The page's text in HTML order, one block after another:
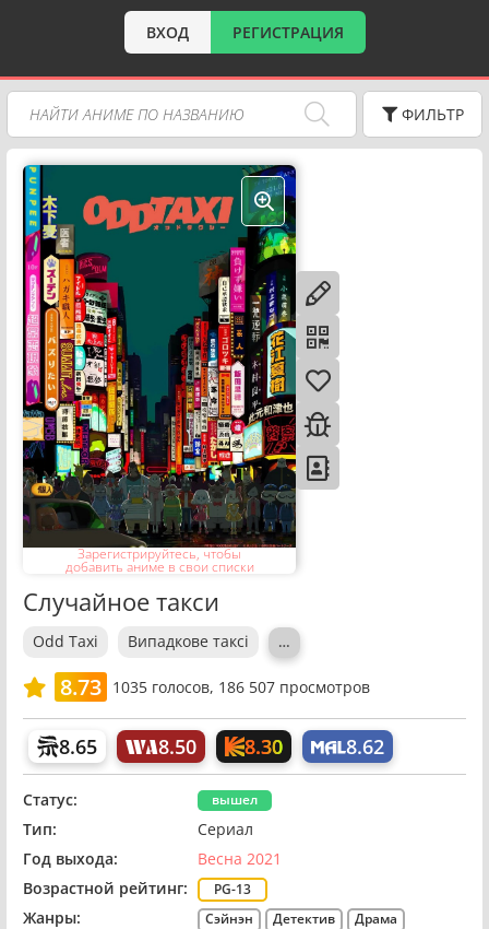
ВХОД РЕГИСТРАЦИЯ
ФИЛЬТР
Зарегистрируйтесь, чтобы
добавить аниме в свои списки
Случайное такси
Odd Taxi Випадкове таксі …
8.73 1035голосов, 186 507 просмотров
8.65 8.50 8.30 8.62
Статус: вышел
Тип:
Сериал
Год выхода:
Весна 2021
Возрастной рейтинг:
PG-13
Жанры: Сэйнэн Детектив
Драма